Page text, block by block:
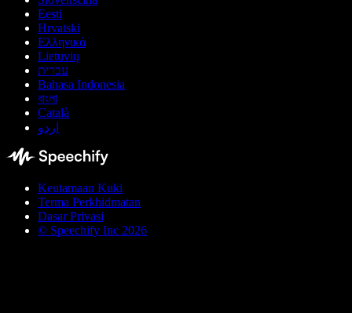
Eesti
Hrvatski
Ελληνικά
Lietuvių
עברית
Bahasa Indonesia
বাংলা
Català
اردو
Keutamaan Kuki
Terma Perkhidmatan
Dasar Privasi
© Speechify Inc 2026